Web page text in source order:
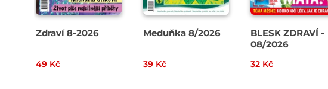
Zdraví 8-2026
49 Kč
Meduňka 8/2026
39 Kč
BLESK ZDRAVÍ -
08/2026
32 Kč